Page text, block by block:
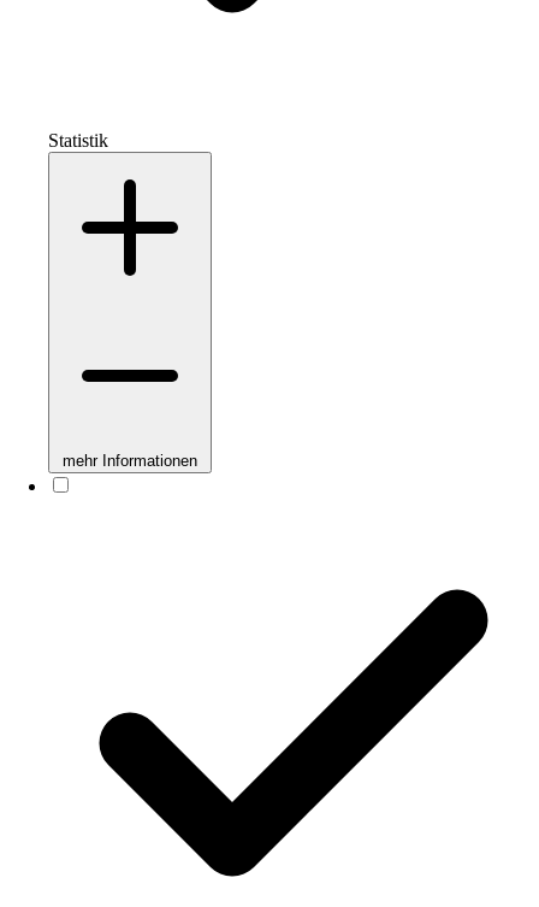
Statistik
mehr Informationen